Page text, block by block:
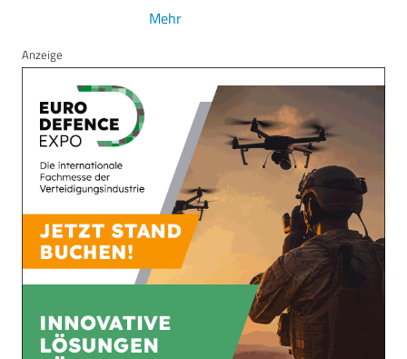
Mehr
Anzeige